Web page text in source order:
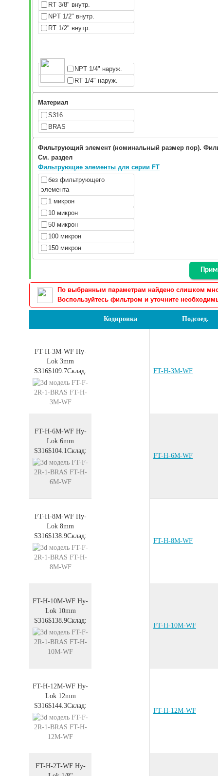
RT 3/8" внутр.
NPT 1/2" внутр.
RT 1/2" внутр.
NPT 1/4" наруж.
RT 1/4" наруж.
Материал
S316
BRAS
Фильтрующий элемент (номинальный размер пор).
См. раздел
Фильтрующие элементы для серии FT
без фильтрующего
элемента
1 микрон
10 микрон
50 микрон
100 микрон
150 микрон
По выбранным параметрам найдено слишком
Воспользуйтесь фильтром и уточните
Кодировка Подсоед.
FT-H-3M-WFHy-
Lok 3mm
S316$109.7Склад: FT-H-3M-WF
FT-H-6M-WFHy-
Lok 6mm
S316$104.1Склад:
FT-H-6M-WF
FT-H-8M-WFHy-
Lok 8mm
S316$138.9Склад:
FT-H-8M-WF
FT-H-10M-WF Hy-
Lok 10mm
S316$138.9Склад:
FT-H-10M-WF
FT-H-12M-WF Hy-
Lok 12mm
S316$144.3Склад:
FT-H-12M-WF
FT-H-2T-WFHy-